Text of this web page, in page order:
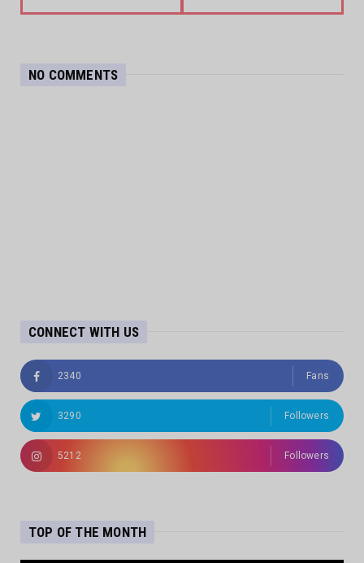
NO COMMENTS
CONNECT WITH US
2340 Fans
3290 Followers
5212 Followers
TOP OF THE MONTH